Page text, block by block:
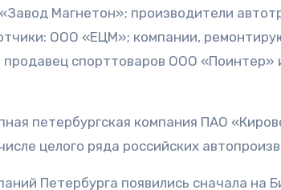
Магнетон»; производители
ООО «ЕЦМ»; компании, ре
продавец спорттоваров ООО «Поинтер»
петербургская компания ПАО
целого ряда российских
Петербурга появились сначала на